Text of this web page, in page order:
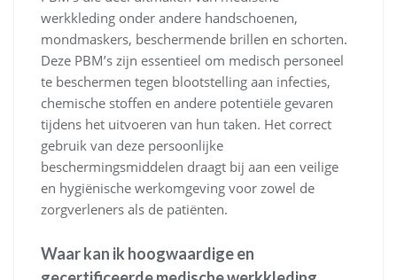
werkkleding onder andere handschoenen,
mondmaskers, beschermende brillen en schorten.
Deze PBM’s zijn essentieel om medisch personeel
te beschermen tegen blootstelling aan infecties,
chemische stoffen en andere potentiële gevaren
tijdens het uitvoeren van hun taken. Het correct
gebruik van deze persoonlijke
beschermingsmiddelen draagt bij aan een veilige
en hygiënische werkomgeving voor zowel de
zorgverleners als de patiënten.
Waar kan ik hoogwaardige en